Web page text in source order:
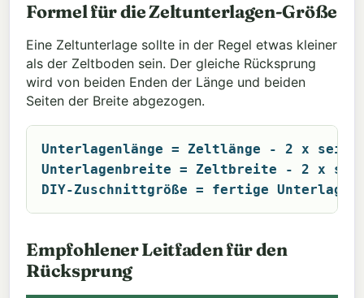
Formel für die Zeltunterlagen-Größe
Eine Zeltunterlage sollte in der Regel etwas kleiner
als der Zeltboden sein. Der gleiche Rücksprung
wird von beiden Enden der Länge und beiden
Seiten der Breite abgezogen.
Unterlagenlänge = Zeltlänge - 2 x
Unterlagenbreite = Zeltbreite - 2 x
DIY-Zuschnittgröße = fertige
Empfohlener Leitfaden für den
Rücksprung